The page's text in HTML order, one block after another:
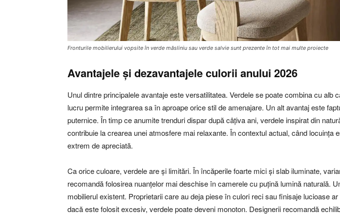
Fronturile mobilierului vopsite în verde măsliniu sau verde salvie sunt prezente în tot mai multe proiecte
Avantajele și dezavantajele culorii anului 2026
Unul dintre principalele avantaje este versatilitatea. Verdele se poate combina cu
lucru permite integrarea sa în aproape orice stil de amenajare. Un alt avantaj este
puternice. În timp ce anumite trenduri dispar după câțiva ani, verdele inspirat din
contribuie la crearea unei atmosfere mai relaxante. În contextul actual, când
extrem de apreciată.
Ca orice culoare, verdele are și limitări. În încăperile foarte mici și slab iluminate,
recomandă folosirea nuanțelor mai deschise în camerele cu puțină lumină naturală.
mobilierul existent. Proprietarii care au deja piese în culori reci sau finisaje lucioase
dacă este folosit excesiv, verdele poate deveni monoton. Designerii recomandă